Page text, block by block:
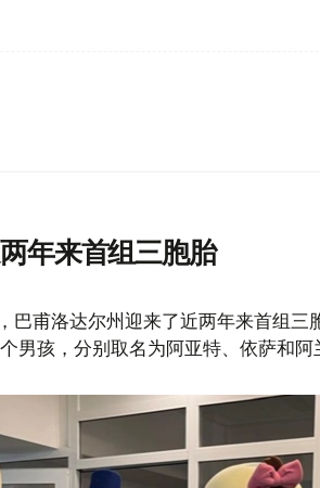
年来首组三胞胎
巴甫洛达尔州迎来了近两年来首组
男孩，分别取名为阿亚特、依萨和阿